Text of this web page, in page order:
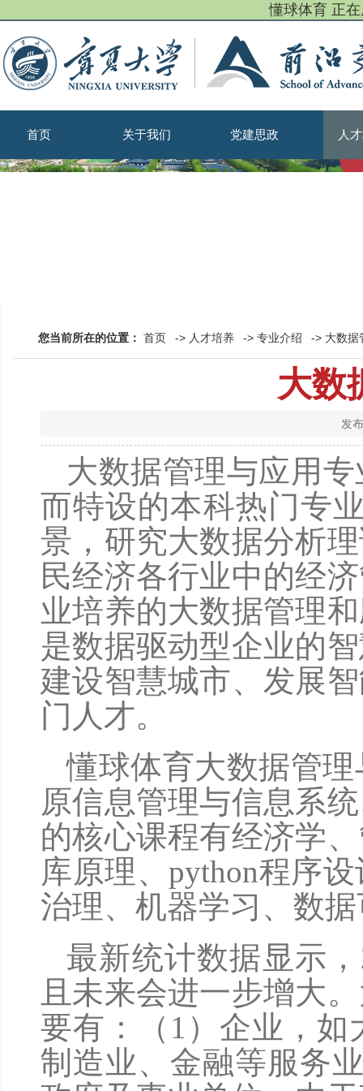
懂球体育 正
首页 关于我们 党建思政 人
您当前所在的位置： 首页 -> 人才培养 -> 专业介绍 -> 大数据
大数
发
大数据管理与应用
而特设的本科热门专
景，研究大数据分析
民经济各行业中的经
业培养的大数据管理
是数据驱动型企业的
建设智慧城市、发展
门人才。
懂球体育大数据管
原信息管理与信息系
的核心课程有经济学
库原理、python程序
治理、机器学习、数
最新统计数据显示，
且未来会进一步增大
要有：（1）企业，
制造业、金融等服务